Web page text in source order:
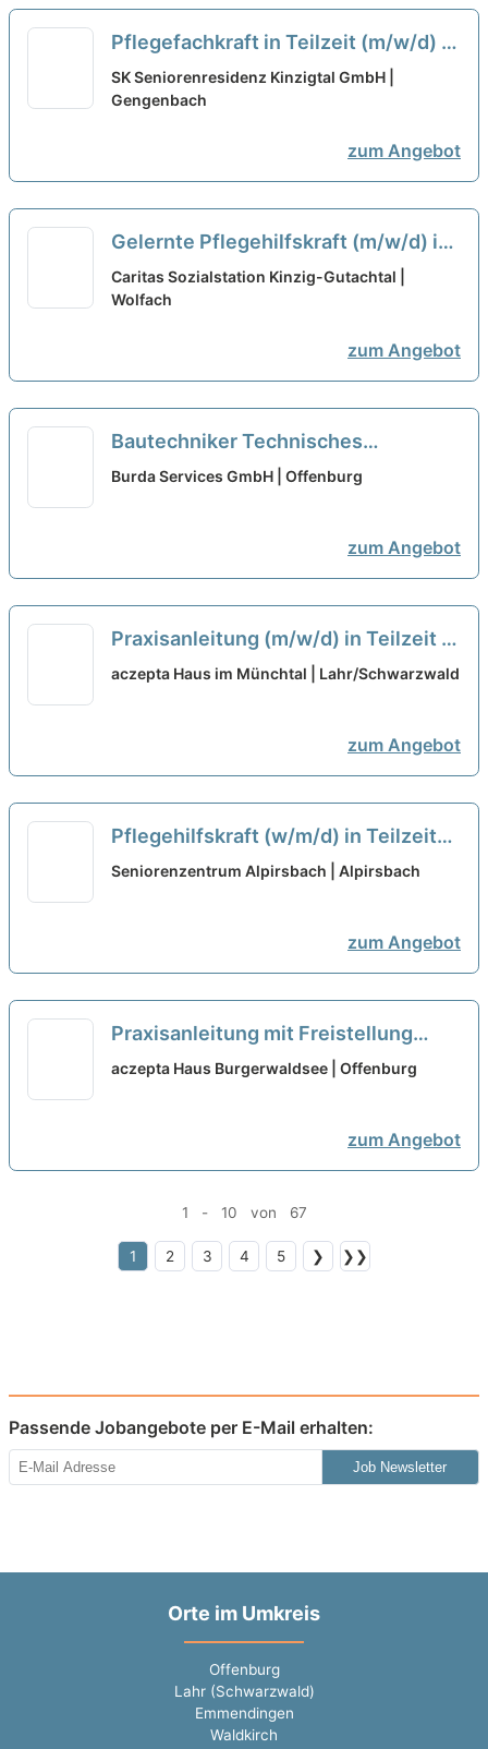
Pflegefachkraft in Teilzeit (m/w/d) -
Wir suchen Dich! neu
SK Seniorenresidenz Kinzigtal GmbH |
Gengenbach
zum Angebot
Gelernte Pflegehilfskraft (m/w/d) im
Spätdienst in Teilzeit (bis zu 60%) -
Dein neuer Arbeitsplatz in einem
Caritas Sozialstation Kinzig-Gutachtal |
Wolfach
zum Angebot
Bautechniker Technisches
Gebäudemanagement in Teilzeit
Burda Services GmbH | Offenburg
zum Angebot
Praxisanleitung (m/w/d) in Teilzeit -
Ein Arbeitsplatz in einer familiären
aczepta Haus im Münchtal | Lahr/Schwarzwald
zum Angebot
Pflegehilfskraft (w/m/d) in Teilzeit
(50%) - mitWIRken! neu
Seniorenzentrum Alpirsbach | Alpirsbach
zum Angebot
Praxisanleitung mit Freistellung
(m/w/d) in Teilzeit - Ein Arbeitsplatz
aczepta Haus Burgerwaldsee | Offenburg
zum Angebot
1 - 10 von 67
1 2 3 4 5 ❯ ❯❯
Passende Jobangebote per E-Mail erhalten:
Job Newsletter
Orte im Umkreis
Offenburg
Lahr (Schwarzwald)
Emmendingen
Waldkirch